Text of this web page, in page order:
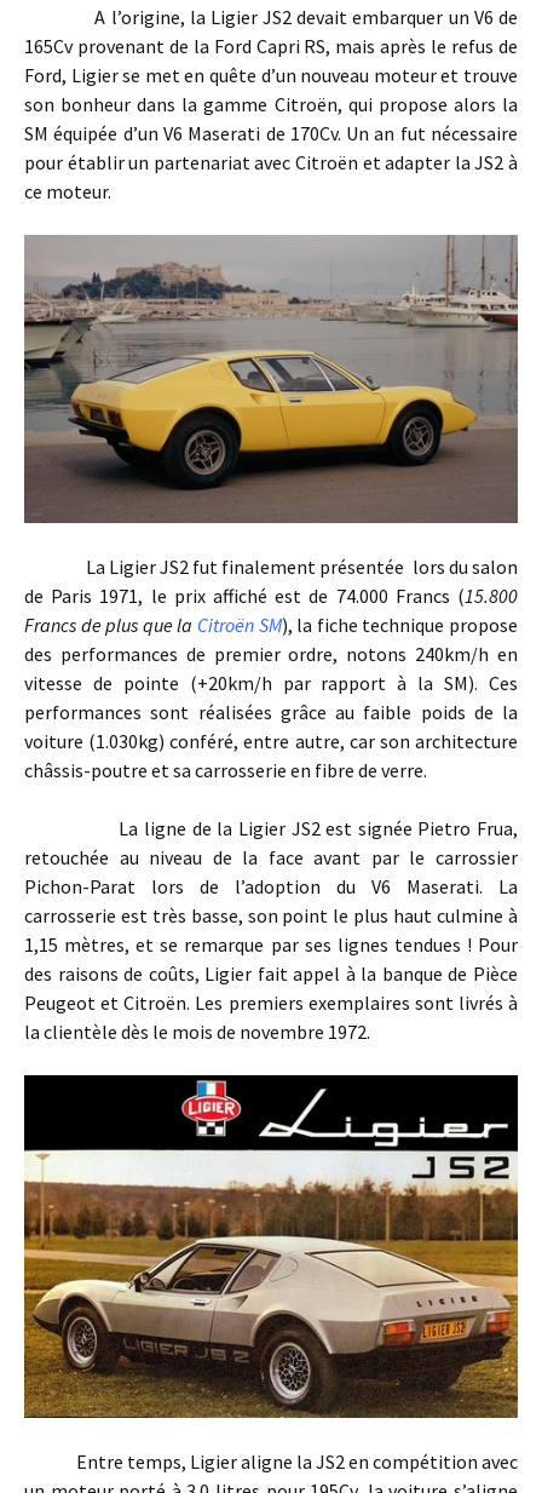
A l’origine, la Ligier JS2 devait embarquer un V6 de
165Cv provenant de la Ford Capri RS, mais après le refus de
Ford, Ligier se met en quête d’un nouveau moteur et trouve
son bonheur dans la gamme Citroën, qui propose alors la
SM équipée d’un V6 Maserati de 170Cv. Un an fut nécessaire
pour établir un partenariat avec Citroën et adapter la JS2 à
ce moteur.
La Ligier JS2 fut finalement présentée lors du salon
de Paris 1971, le prix affiché est de 74.000 Francs (15.800
Francs de plus que la Citroën SM), la fiche technique propose
des performances de premier ordre, notons 240km/h en
vitesse de pointe (+20km/h par rapport à la SM). Ces
performances sont réalisées grâce au faible poids de la
voiture (1.030kg) conféré, entre autre, car son architecture
châssis-poutre et sa carrosserie en fibre de verre.
La ligne de la Ligier JS2 est signée Pietro Frua,
retouchée au niveau de la face avant par le carrossier
Pichon-Parat lors de l’adoption du V6 Maserati. La
carrosserie est très basse, son point le plus haut culmine à
1,15 mètres, et se remarque par ses lignes tendues ! Pour
des raisons de coûts, Ligier fait appel à la banque de Pièce
Peugeot et Citroën. Les premiers exemplaires sont livrés à
la clientèle dès le mois de novembre 1972.
Entre temps, Ligier aligne la JS2 en compétition avec